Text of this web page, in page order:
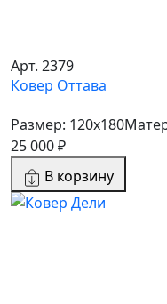
Арт. 2379
Ковер Оттава
Размер: 120x180
25 000 ₽
В корзину